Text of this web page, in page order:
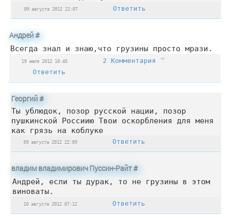
09 августа 2012 22:07 Ответить
Андрей#
Всегда знал и знаю,что грузины просто мрази.
19 июля 2012 10:45
2 Комментария
Ответить
Георгий#
Ты ублюдок, позор русской нации, позор
пушкинской Россиию Твои оскорбления для меня
как грязь на коблуке
09 августа 2012 22:09 Ответить
владим владимирович Пуссин-Райт#
Андрей, если ты дурак, то не грузины в этом
виноваты.
10 августа 2012 07:12 Ответить